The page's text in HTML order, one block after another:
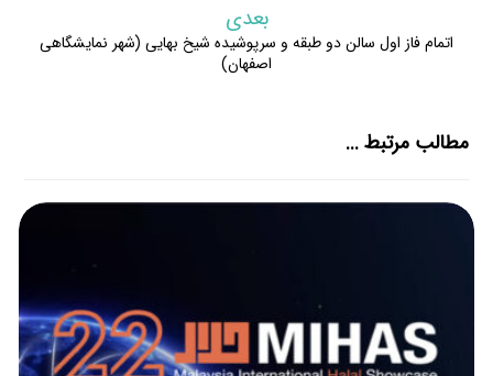
بعدی
اتمام فاز اول سالن دو طبقه و سرپوشیده شیخ بهایی (شهر نمایشگاهی
اصفهان)
مطالب مرتبط ...